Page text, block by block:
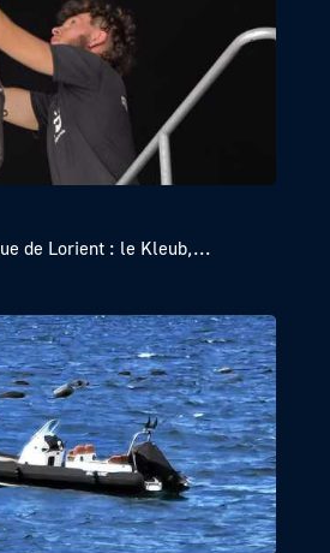
de Lorient : le Kleub,...